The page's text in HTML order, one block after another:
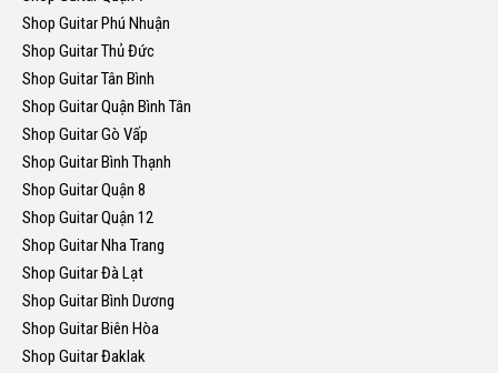
Shop Guitar Phú Nhuận
Shop Guitar Thủ Đức
Shop Guitar Tân Bình
Shop Guitar Quận Bình Tân
Shop Guitar Gò Vấp
Shop Guitar Bình Thạnh
Shop Guitar Quận 8
Shop Guitar Quận 12
Shop Guitar Nha Trang
Shop Guitar Đà Lạt
Shop Guitar Bình Dương
Shop Guitar Biên Hòa
Shop Guitar Đaklak